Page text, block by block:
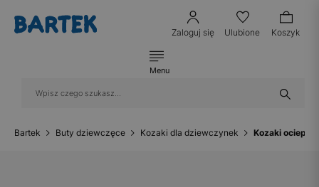
Zaloguj się Ulubione Koszyk
Menu
Bartek Buty dziewczęce Kozaki dla dziewczynek Kozaki